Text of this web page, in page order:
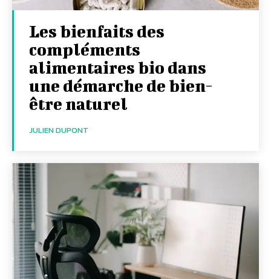
Les bienfaits des
compléments
alimentaires bio dans
une démarche de bien-
être naturel
JULIEN DUPONT